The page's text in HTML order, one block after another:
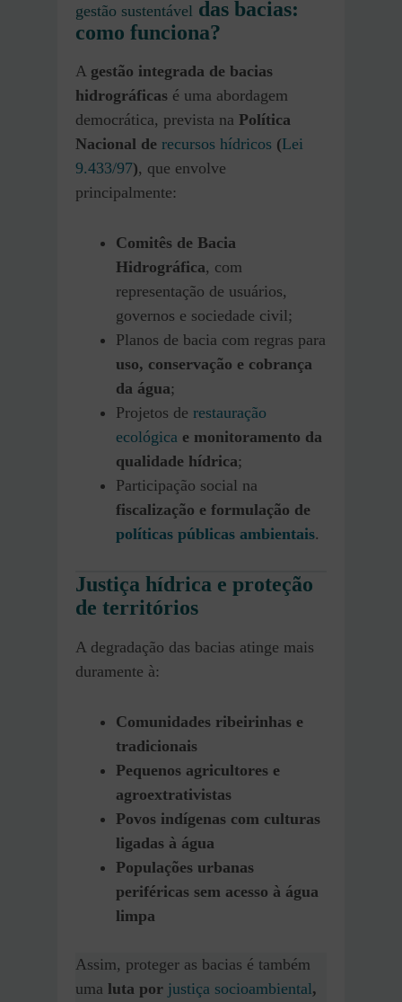
gestão sustentável das bacias:
como funciona?
A gestão integrada de bacias
hidrográficas é uma abordagem
democrática, prevista na Política
Nacional de recursos hídricos (Lei
9.433/97), que envolve
principalmente:
Comitês de Bacia
Hidrográfica, com
representação de usuários,
governos e sociedade civil;
Planos de bacia com regras para
uso, conservação e cobrança
da água;
Projetos de restauração
ecológica e monitoramento da
qualidade hídrica;
Participação social na
fiscalização e formulação de
políticas públicas ambientais.
Justiça hídrica e proteção
de territórios
A degradação das bacias atinge mais
duramente à:
Comunidades ribeirinhas e
tradicionais
Pequenos agricultores e
agroextrativistas
Povos indígenas com culturas
ligadas à água
Populações urbanas
periféricas sem acesso à água
limpa
Assim, proteger as bacias é também
uma luta por justiça socioambiental,